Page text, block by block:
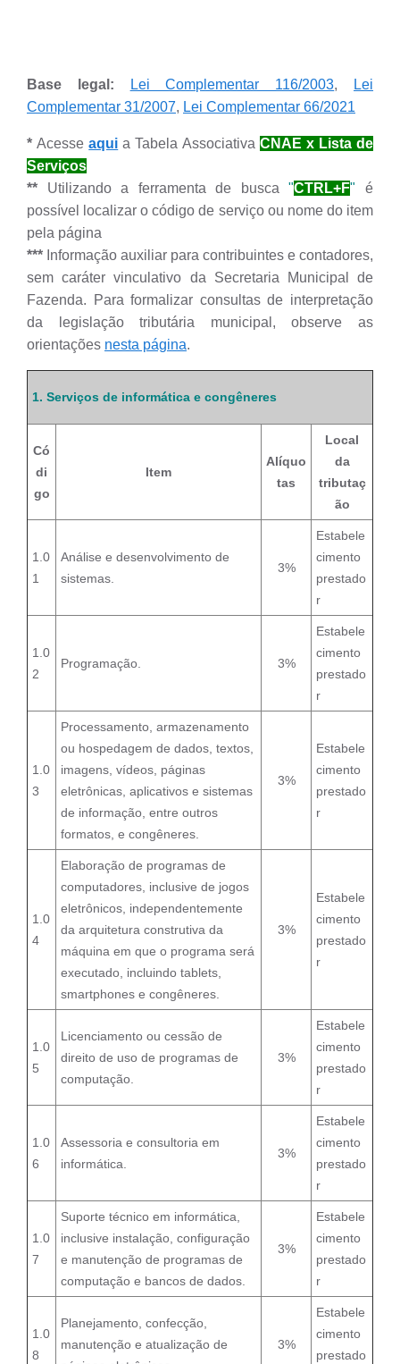
Base legal: Lei Complementar 116/2003,
Lei
Complementar 31/2007, Lei Complementar 66/2021
*Acesseaqui a Tabela Associativa CNAE x Lista de
Serviços
** Utilizando a ferramenta de busca"CTRL+F" é
possível localizar o código de serviço ou nome do item
pela página
*** Informação auxiliar para contribuintes e contadores,
sem caráter vinculativo da Secretaria Municipal de
Fazenda. Para formalizar consultas de interpretação
da legislação tributária municipal, observe as
orientações nesta página.
1. Serviços de informática e congêneres
Có
di
go
Item
Alíquo
tas
Local
da
tributaç
ão
1.0
1
Análise e desenvolvimento de
sistemas.
3%
Estabele
cimento
prestado
r
1.0
2
Programação. 3%
Estabele
cimento
prestado
r
1.0
3
Processamento, armazenamento
ou hospedagem de dados, textos,
imagens, vídeos, páginas
eletrônicas, aplicativos e sistemas
de informação, entre outros
formatos, e congêneres.
3%
Estabele
cimento
prestado
r
1.0
4
Elaboração de programas de
computadores, inclusive de jogos
eletrônicos, independentemente
da arquitetura construtiva da
máquina em que o programa será
executado, incluindo tablets,
smartphones e congêneres.
3%
Estabele
cimento
prestado
r
1.0
5
Licenciamento ou cessão de
direito de uso de programas de
computação.
3%
Estabele
cimento
prestado
r
1.0
6
Assessoria e consultoria em
informática.
3%
Estabele
cimento
prestado
r
1.0
7
Suporte técnico em informática,
inclusive instalação, configuração
e manutenção de programas de
computação e bancos de dados.
3%
Estabele
cimento
prestado
r
1.0
8
Planejamento, confecção,
manutenção e atualização de
3%
Estabele
cimento
prestado